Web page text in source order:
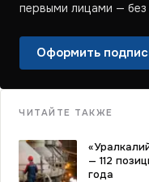
первыми лицами — без
Оформить
ЧИТАЙТЕ ТАКЖЕ
— 112
года